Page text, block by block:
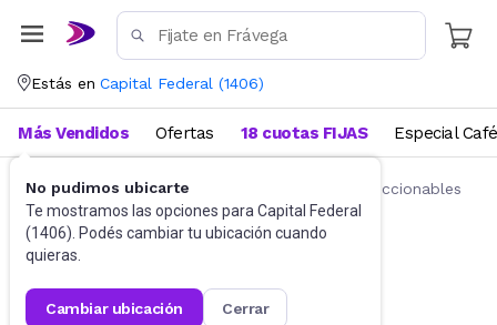
Estás en Capital Federal (1406)
No pudimos ubicarte
Te mostramos las opciones para Capital Federal
(1406). Podés cambiar tu ubicación cuando
quieras.
cambiar ubicación cerrar
Más Vendidos Ofertas 18 cuotas FIJAS Especial Café
Juguetes y Juegos Figuras de acción y coleccionables